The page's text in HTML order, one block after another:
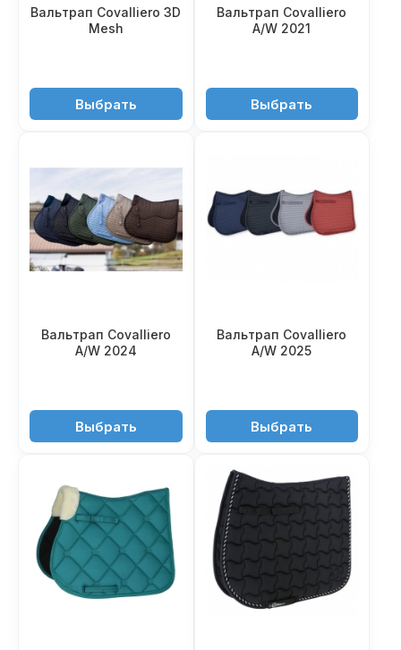
Вальтрап Covalliero 3D
Mesh
4'950 ₽Выбрать
Вальтрап Covalliero
A/W 2021
3'990 ₽Выбрать
Вальтрап Covalliero
A/W 2024
5'650 ₽Выбрать
Вальтрап Covalliero
A/W 2025
5'250 ₽Выбрать